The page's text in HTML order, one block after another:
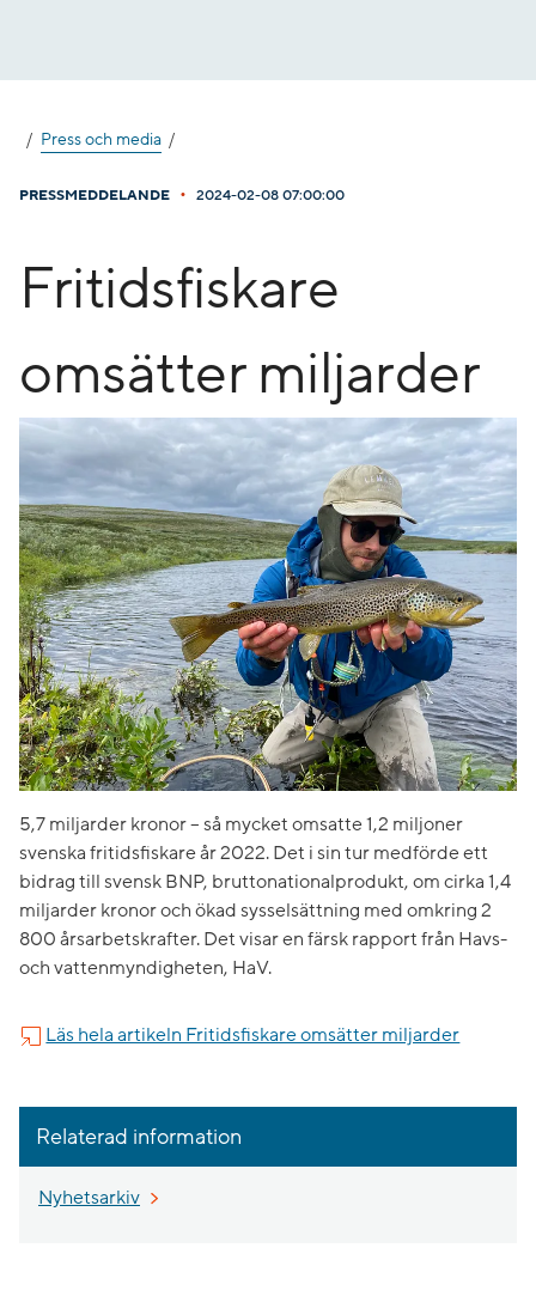
Press och media
PRESSMEDDELANDE • 2024-02-08 07:00:00
Fritidsfiskare
omsätter miljarder
5,7 miljarder kronor – så mycket omsatte 1,2 miljoner
svenska fritidsfiskare år 2022. Det i sin tur medförde ett
bidrag till svensk BNP, bruttonationalprodukt, om cirka 1,4
miljarder kronor och ökad sysselsättning med omkring 2
800 årsarbetskrafter. Det visar en färsk rapport från Havs-
och vattenmyndigheten, HaV.
Läs hela artikeln Fritidsfiskare omsätter miljarder
Relaterad information
Nyhetsarkiv